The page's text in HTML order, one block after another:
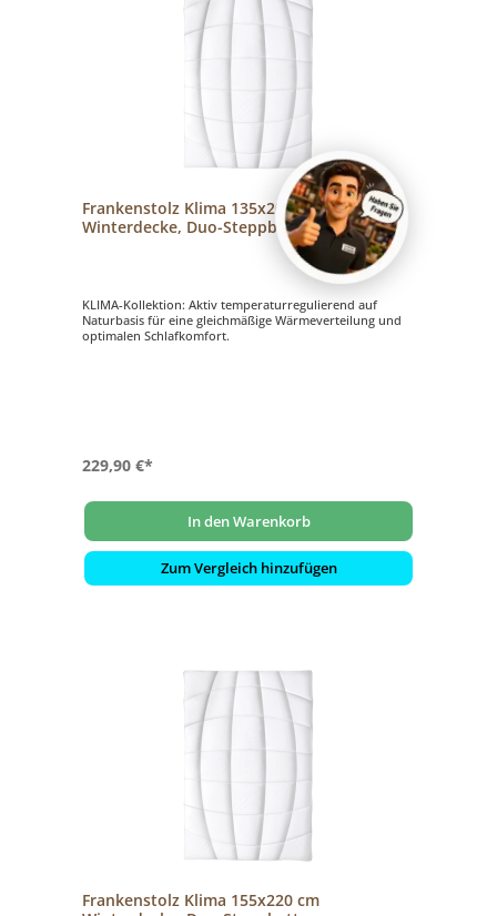
Frankenstolz Klima 135x200 cm
Winterdecke, Duo-Steppbett warm
KLIMA-Kollektion: Aktiv temperaturregulierend auf
Naturbasis für eine gleichmäßige Wärmeverteilung und
optimalen Schlafkomfort.
229,90 €*
In den Warenkorb
Zum Vergleich hinzufügen
Frankenstolz Klima 155x220 cm